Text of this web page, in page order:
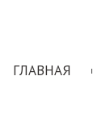
ГЛАВНАЯ